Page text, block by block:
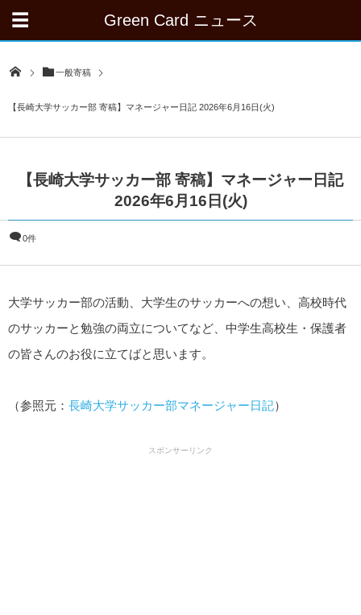
Green Card ニュース
一般寄稿
【長崎大学サッカー部 寄稿】マネージャー日記 2026年6月16日(火)
【長崎大学サッカー部 寄稿】マネージャー日記
2026年6月16日(火)
0件
大学サッカー部の活動、大学生のサッカーへの想い、高校時代
のサッカーと勉強の両立についてなど、中学生高校生・保護者
の皆さんのお役に立てばと思います。
（参照元： 長崎大学サッカー部マネージャー日記）
スポンサーリンク